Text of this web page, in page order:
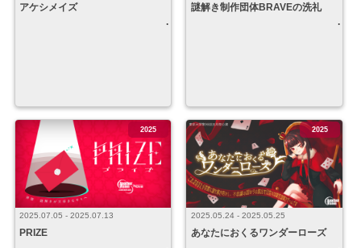
アケシメイズ 謎解き制作団体BRAVEの洗礼
2025.07.05 - 2025.07.13
PRIZE
2025
2025.05.24 - 2025.05.25
あなたにおくるワンダーローズ
2025